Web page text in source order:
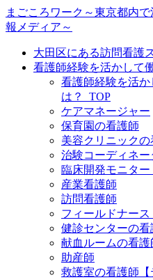
まごころワーク～東京都内
報メディア～
大田区にある訪問看護
看護師経験を活かして
看護師経験を活
は？_TOP
ケアマネージャー
保育園の看護師
美容クリニックの
治験コーディネー
臨床開発モニター
産業看護師
訪問看護師
フィールドナース
健診センターの看
献血ルームの看護
助産師
救護室の看護師【